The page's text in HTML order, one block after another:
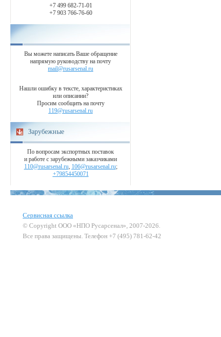
+7 499 682-71-01
+7 903 766-76-60
Вы можете написать Ваше обращение
напрямую руководству на почту
mail@rusarsenal.ru
Нашли ошибку в тексте, характеристиках
или описании?
Просим сообщить на почту
119@rusarsenal.ru
Зарубежные
По вопросам экспортных поставок
и работе с зарубежными заказчиками
110@rusarsenal.ru, 106@rusarsenal.ru;
+79854450071
Сервисная ссылка
© Copyright ООО «НПО Русарсенал», 2007-2026.
Все права защищены. Телефон +7 (495) 781-62-42